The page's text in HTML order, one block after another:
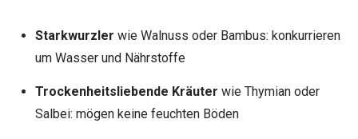
Starkwurzler wie Walnuss oder Bambus: konkurrieren
um Wasser und Nährstoffe
Trockenheitsliebende Kräuter wie Thymian oder
Salbei: mögen keine feuchten Böden